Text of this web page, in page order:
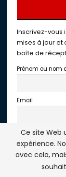
Inscrivez-vous
mises à jour et
boîte de
Prénom ou nom
Email
AtlasInfo
En
Ce site Web
expérience.
avec cela,